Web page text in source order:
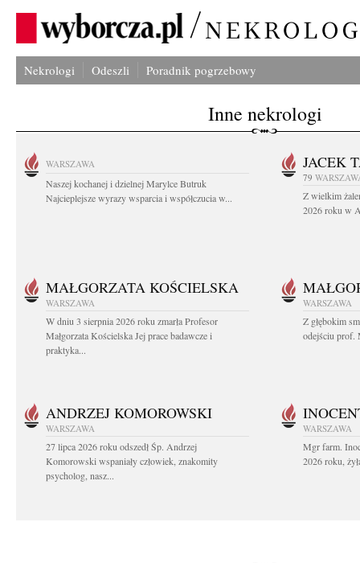
Nekrologi Odeszli Poradnik pogrzebowy
Inne nekrologi
WARSZAWA
Naszej kochanej i dzielnej Marylce Butruk
Najcieplejsze wyrazy wsparcia i współczucia w...
JACEK
79
Z wielkim
2026 roku w
MAŁGORZATA KOŚCIELSKA
WARSZAWA
W dniu 3 sierpnia 2026 roku zmarła Profesor
Małgorzata Kościelska Jej prace badawcze i
praktyka...
WARSZAWA
Z głębokim
odejściu prof.
ANDRZEJ KOMOROWSKI
WARSZAWA
27 lipca 2026 roku odszedł Śp. Andrzej
Komorowski wspaniały człowiek, znakomity
psycholog, nasz...
WARSZAWA
Mgr farm.
2026 roku,